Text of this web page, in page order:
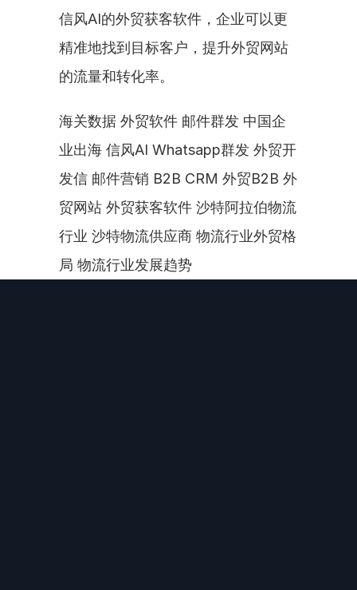
信风AI的外贸获客软件，企业可以更
精准地找到目标客户，提升外贸网站
的流量和转化率。
海关数据 外贸软件 邮件群发 中国企
业出海 信风AI Whatsapp群发 外贸开
发信 邮件营销 B2B CRM 外贸B2B 外
贸网站 外贸获客软件 沙特阿拉伯物流
行业 沙特物流供应商 物流行业外贸格
局 物流行业发展趋势